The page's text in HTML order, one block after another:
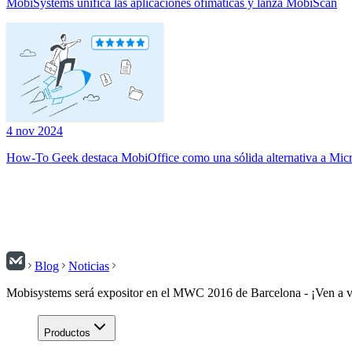
4 nov 2024
How-To Geek destaca MobiOffice como una sólida alternativa a
Blog
Noticias
Mobisystems será expositor en el MWC 2016 de Barcelona - ¡Ven a
Productos